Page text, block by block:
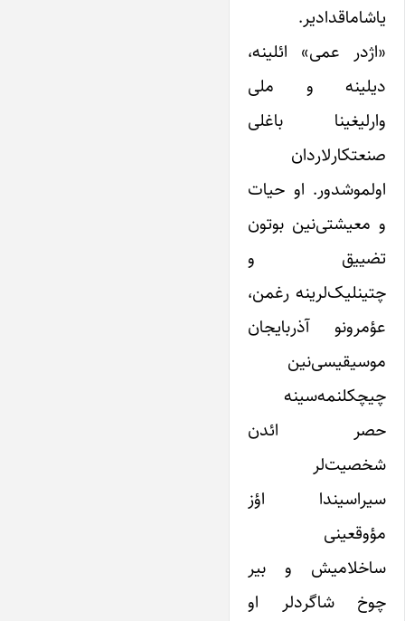
یاشاماقدادیر.
«اژدر عمی» ائلینه،
دیلینه و ملی
وارلیغینا باغلی
صنعتکارلاردان
اولموشدور. او حیات
و معیشتی‌نین بوتون
تضییق و
چتینلیک‌لرینه رغمن،
عؤمرونو آذربایجان
موسیقیسی‌نین
چیچکلنمه‌سینه
حصر ائدن
شخصیت‌لر
سیراسیندا اؤز
مؤوقعینی
ساخلامیش و بیر
چوخ شاگردلر او